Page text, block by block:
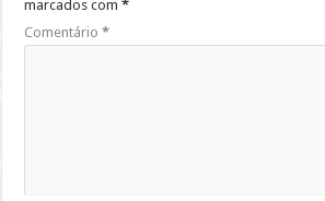
marcados com*
Comentário*